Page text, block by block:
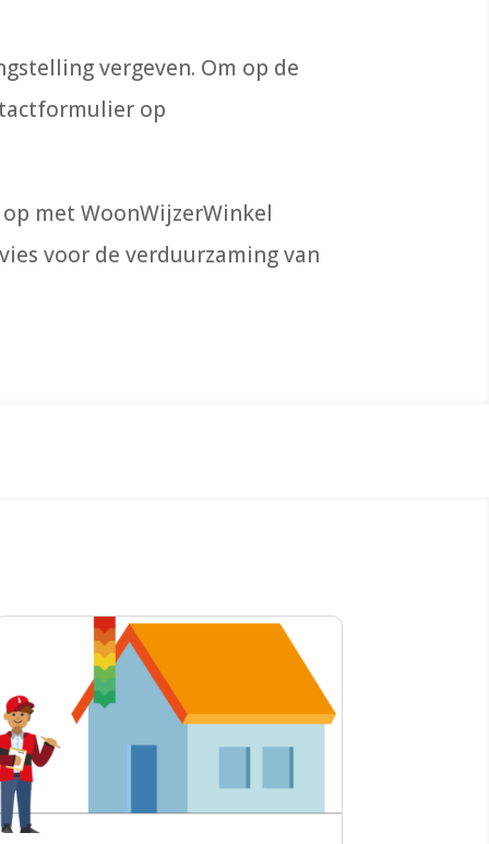
vergeven. Om op de
op
met WoonWijzerWinkel
voor de verduurzaming van